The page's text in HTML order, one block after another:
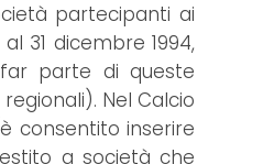
partecipanti ai
31 dicembre 1994,
parte di queste
Nel Calcio
consentito inserire
a società che